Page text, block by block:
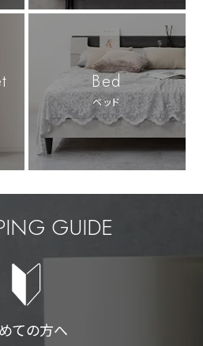
Bed
ベッド
GUIDE
ての方へ